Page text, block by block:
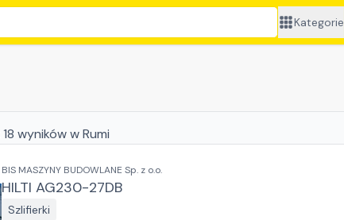
Kategorie
18 wynikóww Rumi
BIS MASZYNY BUDOWLANE Sp. z o.o.
HILTI AG230-27DB
Szlifierki